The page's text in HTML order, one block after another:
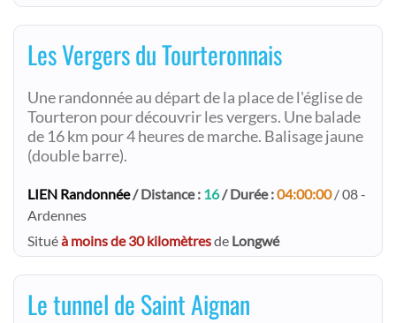
Les Vergers du Tourteronnais
Une randonnée au départ de la place de l'église de
Tourteron pour découvrir les vergers. Une balade
de 16 km pour 4 heures de marche. Balisage jaune
(double barre).
LIEN Randonnée/ Distance : 16/ Durée :04:00:00/ 08 -
Ardennes
Situéà moins de 30 kilomètresde Longwé
Le tunnel de Saint Aignan